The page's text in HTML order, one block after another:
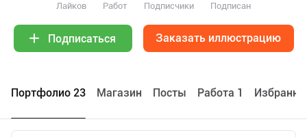
Лайков Работ Подписчики Подписан
Подписаться Заказать иллюстрацию
Портфолио 23 Maгазин Посты Работа 1